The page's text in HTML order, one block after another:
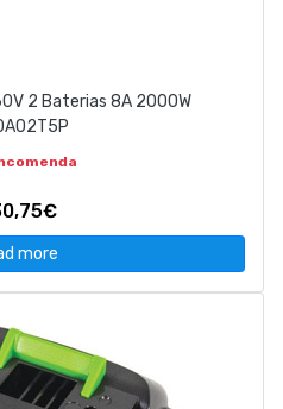
2 Baterias 8A 2000W
more